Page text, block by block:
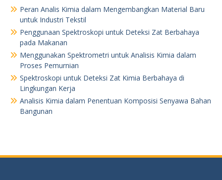
Peran Analis Kimia dalam Mengembangkan Material Baru
untuk Industri Tekstil
Penggunaan Spektroskopi untuk Deteksi Zat Berbahaya
pada Makanan
Menggunakan Spektrometri untuk Analisis Kimia dalam
Proses Pemurnian
Spektroskopi untuk Deteksi Zat Kimia Berbahaya di
Lingkungan Kerja
Analisis Kimia dalam Penentuan Komposisi Senyawa Bahan
Bangunan